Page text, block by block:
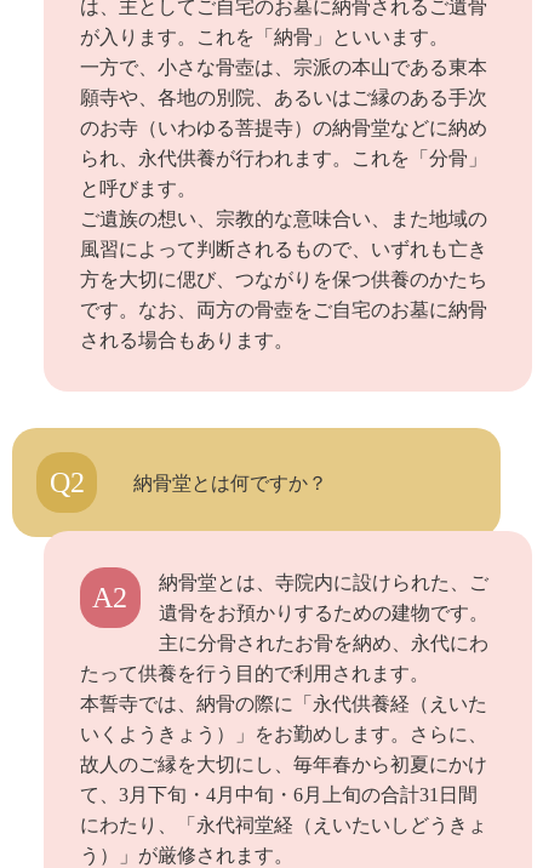
は、主としてご自宅のお墓に納骨されるご遺骨
が入ります。これを「納骨」といいます。
一方で、小さな骨壺は、宗派の本山である東本
願寺や、各地の別院、あるいはご縁のある手次
のお寺（いわゆる菩提寺）の納骨堂などに納め
られ、永代供養が行われます。これを「分骨」
と呼びます。
ご遺族の想い、宗教的な意味合い、また地域の
風習によって判断されるもので、いずれも亡き
方を大切に偲び、つながりを保つ供養のかたち
です。なお、両方の骨壺をご自宅のお墓に納骨
される場合もあります。
Q2 納骨堂とは何ですか？
A2
納骨堂とは、寺院内に設けられた、ご
遺骨をお預かりするための建物です。
主に分骨されたお骨を納め、永代にわ
たって供養を行う目的で利用されます。
本誓寺では、納骨の際に「永代供養経（えいた
いくようきょう）」をお勤めします。さらに、
故人のご縁を大切にし、毎年春から初夏にかけ
て、3月下旬・4月中旬・6月上旬の合計31日間
にわたり、「永代祠堂経（えいたいしどうきょ
う）」が厳修されます。